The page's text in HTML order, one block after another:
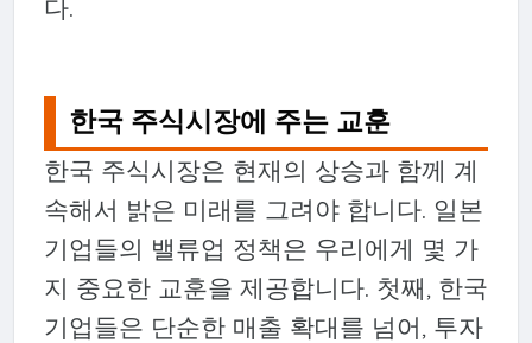
다.
한국 주식시장에 주는 교훈
한국 주식시장은 현재의 상승과 함께 계
속해서 밝은 미래를 그려야 합니다. 일본
기업들의 밸류업 정책은 우리에게 몇 가
지 중요한 교훈을 제공합니다. 첫째, 한국
기업들은 단순한 매출 확대를 넘어, 투자